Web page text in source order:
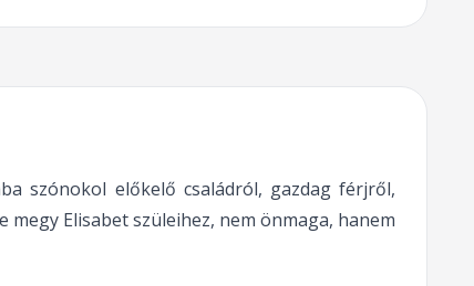
szónokol előkelő családról, gazdag férjről,
Elisabet szüleihez, nem önmaga, hanem